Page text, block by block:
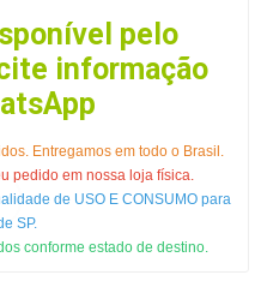
pelo
informação
Entregamos em todo o Brasil.
pedido em nossa loja física.
de USO E CONSUMO para
SP.
conforme estado de destino.